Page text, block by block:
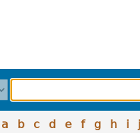
a b c d e f g h i j